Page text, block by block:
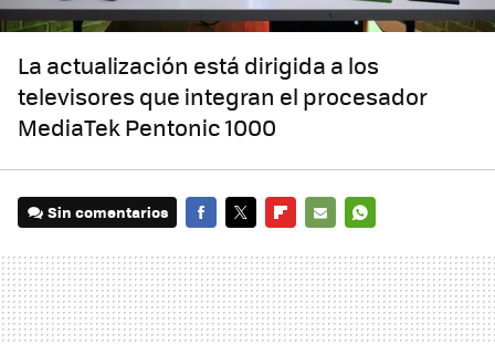
La actualización está dirigida a los
televisores que integran el procesador
MediaTek Pentonic 1000
Sin comentarios
MAIL